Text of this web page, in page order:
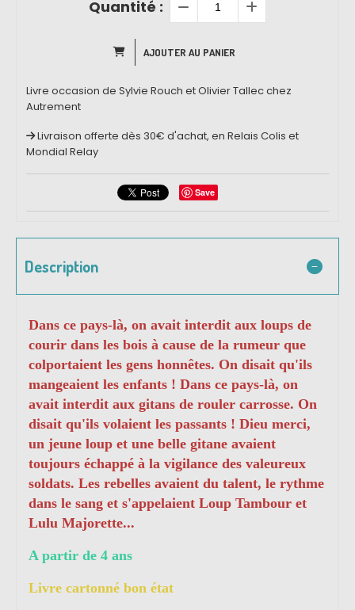
Quantité :
AJOUTER AU PANIER
Livre occasion de Sylvie Rouch et Olivier Tallec chez
Autrement
Livraison offerte dès 30€ d'achat, en Relais Colis et
Mondial Relay
Save
Description
Dans ce pays-là, on avait interdit aux loups de
courir dans les bois à cause de la rumeur que
colportaient les gens honnêtes. On disait qu'ils
mangeaient les enfants ! Dans ce pays-là, on
avait interdit aux gitans de rouler carrosse. On
disait qu'ils volaient les passants ! Dieu merci,
un jeune loup et une belle gitane avaient
toujours échappé à la vigilance des valeureux
soldats. Les rebelles avaient du talent, le rythme
dans le sang et s'appelaient Loup Tambour et
Lulu Majorette...
A partir de 4 ans
Livre cartonné bon état